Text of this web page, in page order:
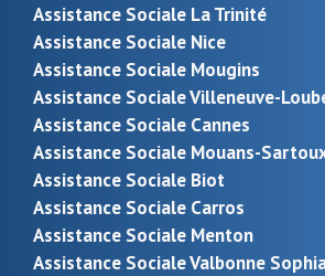
Assistance Sociale La Trinité
Assistance Sociale Nice
Assistance Sociale Mougins
Assistance Sociale Villeneuve-
Assistance Sociale Cannes
Assistance Sociale Mouans-
Assistance Sociale Biot
Assistance Sociale Carros
Assistance Sociale Menton
Assistance Sociale Valbonne